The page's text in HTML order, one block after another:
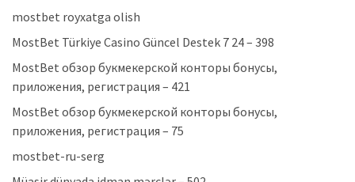
mostbet royxatga olish
MostBet Türkiye Casino Güncel Destek 7 24 – 398
MostBet обзор букмекерской конторы бонусы,
приложения, регистрация – 421
MostBet обзор букмекерской конторы бонусы,
приложения, регистрация – 75
mostbet-ru-serg